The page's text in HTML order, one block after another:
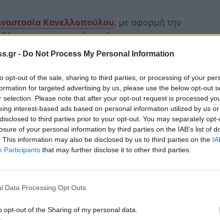
- Do Not Process My Personal Information
opt-out of the sale, sharing to third parties, or processing of your
for targeted advertising by us, please use the below opt-out
selection. Please note that after your opt-out request is processed
interest-based ads based on personal information utilized by us
to third parties prior to your opt-out. You may separately
of your personal information by third parties on the IAB’s list of
This information may also be disclosed by us to third parties on the
Participants that may further disclose it to other third parties.
Data Processing Opt Outs
opt-out of the Sharing of my personal data.
Κανελλοπούλου, με αφορμή την
την ευχαρίστησή της«..που το
διοργανώνει και με τις διεθνείς δημόσιες
τρόπο προς την επίτευξη του στόχου
και πολιτιστικού φορτίου τηςΣπάρτης
τη διεθνή κοινότητα,όπου ανήκει».